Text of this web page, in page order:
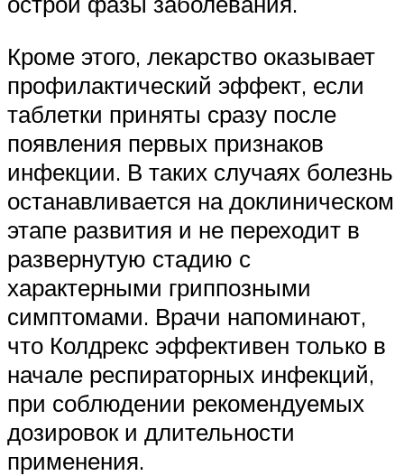
Кроме этого, лекарство оказывает
профилактический эффект, если
таблетки приняты сразу после
появления первых признаков
инфекции. В таких случаях болезнь
останавливается на доклиническом
этапе развития и не переходит в
развернутую стадию с
характерными гриппозными
симптомами. Врачи напоминают,
что Колдрекс эффективен только в
начале респираторных инфекций,
при соблюдении рекомендуемых
дозировок и длительности
применения.